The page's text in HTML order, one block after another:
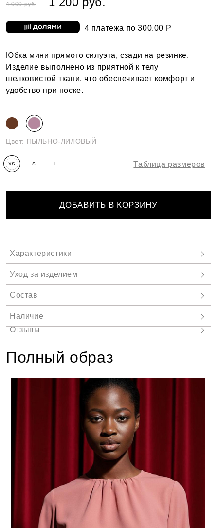
4 000 руб.
4 платежа по 300.00 Р
Юбка мини прямого силуэта, сзади на резинке.
Изделие выполнено из приятной к телу
шелковистой ткани, что обеспечивает комфорт и
удобство при носке.
Цвет: ПЫЛЬНО-ЛИЛОВЫЙ
XS S L Таблица размеров
ДОБАВИТЬ В КОРЗИНУ
Полный образ